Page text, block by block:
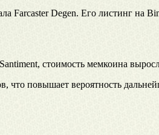
Farcaster Degen. Его листинг
стоимость мемкоина
что повышает вероятность